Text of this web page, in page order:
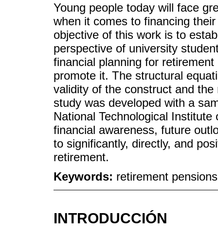
Young people today will face
when it comes to financing
objective of this work is to
perspective of university
financial planning for
promote it. The structural
validity of the construct and
study was developed with a
National Technological
financial awareness, future
to significantly, directly, and
retirement.
Keywords: retirement
INTRODUCCIÓN